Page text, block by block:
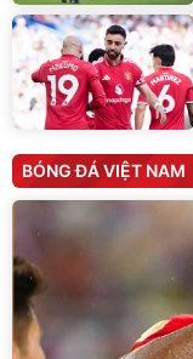
BÓNG ĐÁ VIỆT NAM